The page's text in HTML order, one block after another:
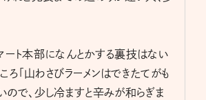
ート本部になんとかする裏技はない
ろ「山わさびラーメンはできたてがも
ので、少し冷ますと辛みが和らぎま